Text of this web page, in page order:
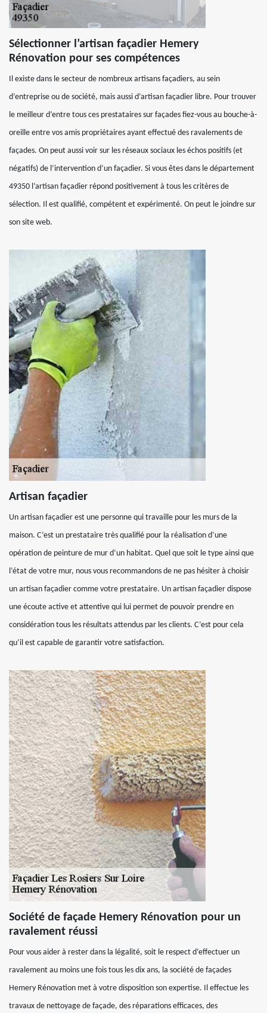
Sélectionner l’artisan façadier Hemery
Rénovation pour ses compétences
Il existe dans le secteur de nombreux artisans façadiers, au sein
d’entreprise ou de société, mais aussi d’artisan façadier libre. Pour trouver
le meilleur d’entre tous ces prestataires sur façades fiez-vous au bouche-à-
oreille entre vos amis propriétaires ayant effectué des ravalements de
façades. On peut aussi voir sur les réseaux sociaux les échos positifs (et
négatifs) de l’intervention d’un façadier. Si vous êtes dans le département
49350 l’artisan façadier répond positivement à tous les critères de
sélection. Il est qualifié, compétent et expérimenté. On peut le joindre sur
son site web.
Artisan façadier
Un artisan façadier est une personne qui travaille pour les murs de la
maison. C’est un prestataire très qualifié pour la réalisation d’une
opération de peinture de mur d’un habitat. Quel que soit le type ainsi que
l’état de votre mur, nous vous recommandons de ne pas hésiter à choisir
un artisan façadier comme votre prestataire. Un artisan façadier dispose
une écoute active et attentive qui lui permet de pouvoir prendre en
considération tous les résultats attendus par les clients. C’est pour cela
qu’il est capable de garantir votre satisfaction.
Société de façade Hemery Rénovation pour un
ravalement réussi
Pour vous aider à rester dans la légalité, soit le respect d’effectuer un
ravalement au moins une fois tous les dix ans, la société de façades
Hemery Rénovation met à votre disposition son expertise. Il effectue les
travaux de nettoyage de façade, des réparations efficaces, des